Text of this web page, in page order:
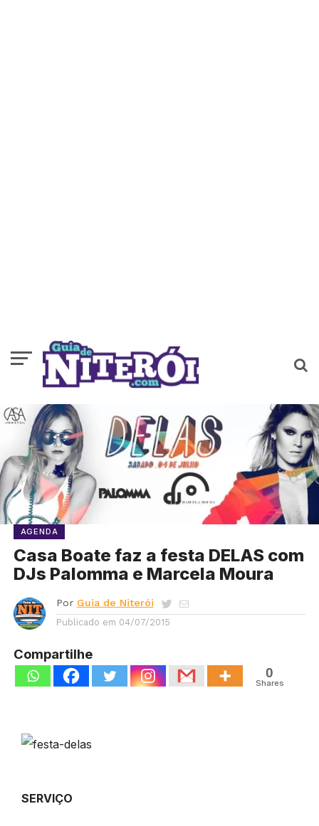
AGENDA
Casa Boate faz a festa DELAS com
DJs Palomma e Marcela Moura
Por Guia de Niterói
Publicado em 04/07/2015
Compartilhe
0
Shares
SERVIÇO